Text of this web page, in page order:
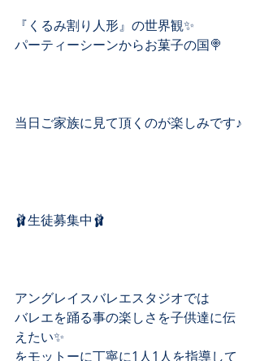
『くるみ割り人形』の世界観✨
パーティーシーンからお菓子の国🍭
当日ご家族に見て頂くのが楽しみです♪
🩰生徒募集中🩰
アングレイスバレエスタジオでは
バレエを踊る事の楽しさを子供達に伝
えたい✨
をモットーに丁寧に1人1人を指導して